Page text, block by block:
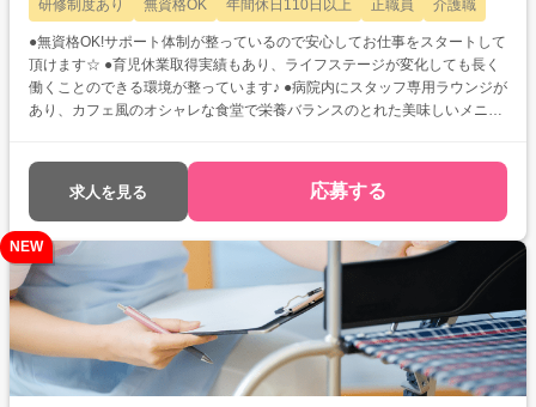
研修制度あり
無資格OK 年間休日110日以上 正職員 介護職
●無資格OK!サポート体制が整っているので安心してお仕事をスタートして
頂けます☆ ●育児休業取得実績もあり、ライフステージが変化しても長く
働くことのできる環境が整っています♪ ●病院内にスタッフ専用ラウンジが
あり、カフェ風のオシャレな食堂で栄養バランスのとれた美味しいメニュ
求人を見る 応募する
NEW